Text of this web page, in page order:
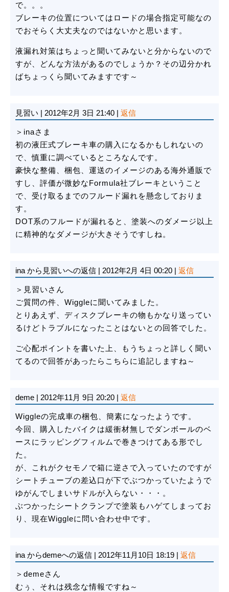
で。。。
ブレーキの位置についてはロードの場合指定可能なの
でおそらく大丈夫なのではないかと思います。
液漏れ対策はちょっと聞いてみないと分からないので
すが、どんな方法があるのでしょうか？その辺分かれ
ばちょっくら聞いてみますです～
見習い | 2012年2月 3日 21:40 | 返信
＞inaさま
初の液圧式ブレーキ車の購入になるかもしれないの
で、慎重に調べているところなんです。
豪快な整備、梱包、運送のイメージのある海外通販で
すし、評価が微妙なFormula社ブレーキということ
で、受け取るまでのフルード漏れを懸念しておりま
す。
DOT系のフルードが漏れると、塗装へのダメージ以上
に精神的なダメージが大きそうですしね。
ina から見習いへの返信 | 2012年2月 4日 00:20 | 返信
＞見習いさん
ご質問の件、Wiggleに聞いてみました。
とりあえず、ディスクブレーキの物もかなり送ってい
るけどトラブルになったことはないとの回答でした。
ご心配ポイントを書いた上、もうちょっと詳しく聞い
てるので回答があったらこちらに追記しますね～
deme | 2012年11月 9日 20:20 | 返信
Wiggleの完成車の梱包、簡素になったようです。
今回、購入したバイクは緩衝材無しでダンボールのベ
ースにラッピングフィルムで巻きつけてある形でし
た。
が、これがクセモノで箱に逆さで入っていたのですが
シートチューブの差込口が下でぶつかっていたようで
ゆがんでしまいサドルが入らない・・・。
ぶつかったシートクランプで塗装もハゲてしまってお
り、現在Wiggleに問い合わせ中です。
ina からdemeへの返信 | 2012年11月10日 18:19 | 返信
＞demeさん
むぅ、それは残念な情報ですね～